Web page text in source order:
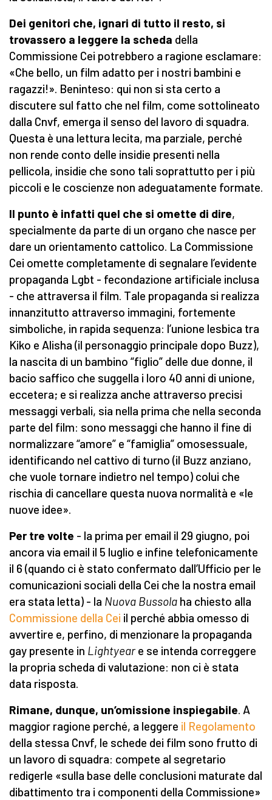
Dei genitori che, ignari di tutto il resto, si
trovassero a leggere la scheda della
Commissione Cei potrebbero a ragione esclamare:
«Che bello, un film adatto per i nostri bambini e
ragazzi!». Beninteso: qui non si sta certo a
discutere sul fatto che nel film, come sottolineato
dalla Cnvf, emerga il senso del lavoro di squadra.
Questa è una lettura lecita, ma parziale, perché
non rende conto delle insidie presenti nella
pellicola, insidie che sono tali soprattutto per i più
piccoli e le coscienze non adeguatamente formate.
Il punto è infatti quel che si omette di dire,
specialmente da parte di un organo che nasce per
dare un orientamento cattolico. La Commissione
Cei omette completamente di segnalare l’evidente
propaganda Lgbt - fecondazione artificiale inclusa
- che attraversa il film. Tale propaganda si realizza
innanzitutto attraverso immagini, fortemente
simboliche, in rapida sequenza: l’unione lesbica tra
Kiko e Alisha (il personaggio principale dopo Buzz),
la nascita di un bambino “figlio” delle due donne, il
bacio saffico che suggella i loro 40 anni di unione,
eccetera; e si realizza anche attraverso precisi
messaggi verbali, sia nella prima che nella seconda
parte del film: sono messaggi che hanno il fine di
normalizzare “amore” e “famiglia” omosessuale,
identificando nel cattivo di turno (il Buzz anziano,
che vuole tornare indietro nel tempo) colui che
rischia di cancellare questa nuova normalità e «le
nuove idee».
Per tre volte - la prima per email il 29 giugno, poi
ancora via email il 5 luglio e infine telefonicamente
il 6 (quando ci è stato confermato dall’Ufficio per le
comunicazioni sociali della Cei che la nostra email
era stata letta) - la Nuova Bussola ha chiesto alla
Commissione della Cei il perché abbia omesso di
avvertire e, perfino, di menzionare la propaganda
gay presente in Lightyeare se intenda correggere
la propria scheda di valutazione: non ci è stata
data risposta.
Rimane, dunque, un’omissione inspiegabile. A
maggior ragione perché, a leggere il Regolamento
della stessa Cnvf, le schede dei film sono frutto di
un lavoro di squadra: compete al segretario
redigerle «sulla base delle conclusioni maturate dal
dibattimento tra i componenti della Commissione»